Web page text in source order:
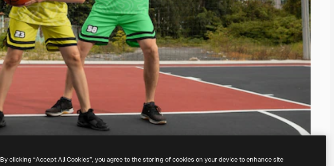
By clicking “Accept All Cookies”, you agree to the storing of cookies on your device to enhance site